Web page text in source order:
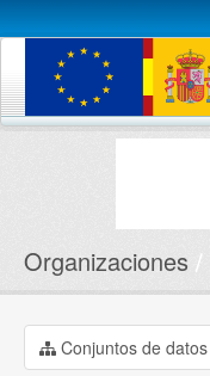
Conjuntos de datos
Organizaciones
Conjuntos de datos